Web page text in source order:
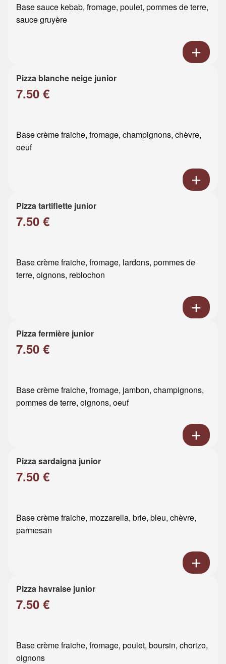
Base sauce kebab, fromage, poulet, pommes de terre,
sauce gruyère
Pizza blanche neige junior
7.50 €
Base crème fraiche, fromage, champignons, chèvre,
oeuf
Pizza tartiflette junior
7.50 €
Base crème fraiche, fromage, lardons, pommes de
terre, oignons, reblochon
Pizza fermière junior
7.50 €
Base crème fraiche, fromage, jambon, champignons,
pommes de terre, oignons, oeuf
Pizza sardaigna junior
7.50 €
Base crème fraiche, mozzarella, brie, bleu, chèvre,
parmesan
Pizza havraise junior
7.50 €
Base crème fraiche, fromage, poulet, boursin, chorizo,
oignons